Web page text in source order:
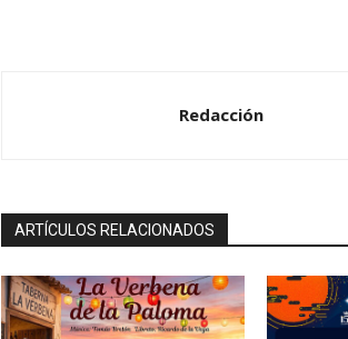
Redacción
ARTÍCULOS RELACIONADOS